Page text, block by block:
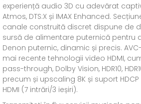
experiență audio 3D cu adevărat
Atmos, DTS:X și IMAX Enhanced.
canale construită discret dispune de
sursă de alimentare puternică pentru
Denon puternic, dinamic și precis.
mai recente tehnologii video HDMI,
pass-through, Dolby Vision, HDR10,
precum și upscaling 8K și suport
HDMI (7 intrări/3 ieșiri).